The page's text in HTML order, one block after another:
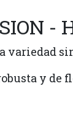
-
variedad
y de